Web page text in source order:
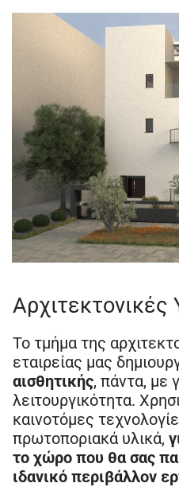
Αρχιτεκτονικές
Το τμήμα της
εταιρείας μας
αισθητικής, πάντα, με
λειτουργικότητα.
καινοτόμες
πρωτοποριακά υλικά,
το χώρο που θα σας
ιδανικό περιβάλλον